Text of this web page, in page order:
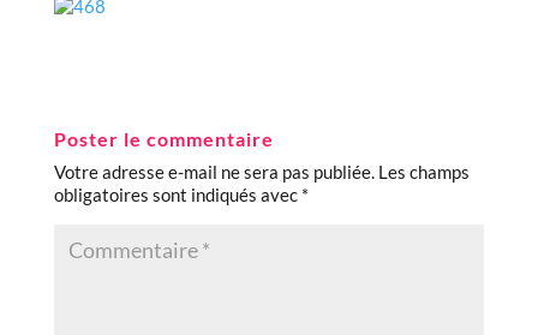
Poster le commentaire
Votre adresse e-mail ne sera pas publiée. Les champs
obligatoires sont indiqués avec *